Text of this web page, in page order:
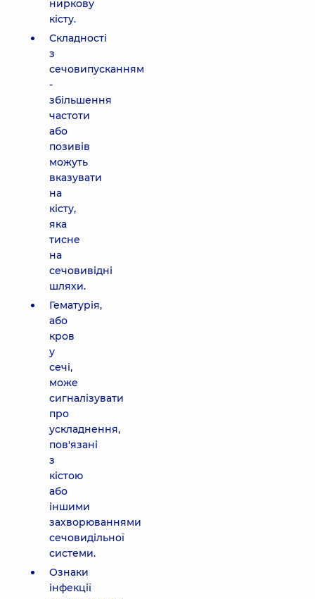
ниркову
кісту.
Складності
з
сечовипусканням
-
збільшення
частоти
або
позивів
можуть
вказувати
на
кісту,
яка
тисне
на
сечовивідні
шляхи.
Гематурія,
або
кров
у
сечі,
може
сигналізувати
про
ускладнення,
пов'язані
з
кістою
або
іншими
захворюваннями
сечовидільної
системи.
Ознаки
інфекції